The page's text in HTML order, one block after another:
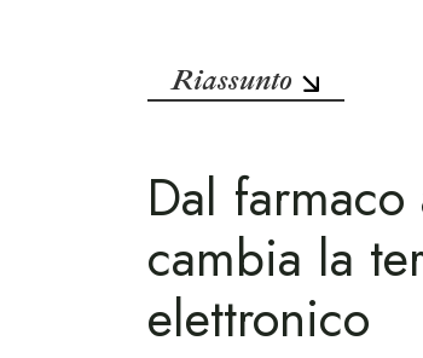
Riassunto
Dal
cambia la
elettronico